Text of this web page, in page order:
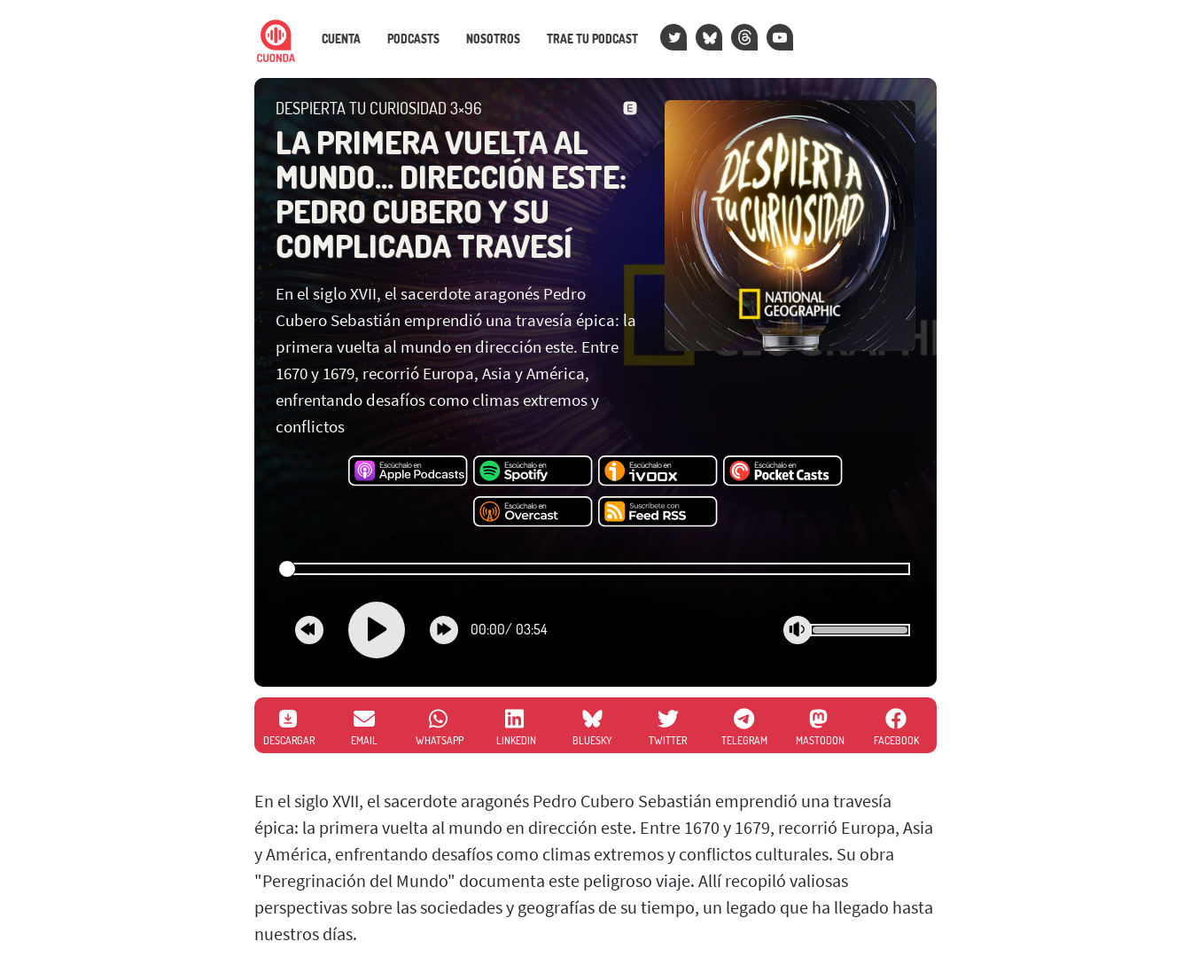
CUENTA PODCASTS NOSOTROS TRAE TU PODCAST
DESPIERTA TU CURIOSIDAD 3×96
LA PRIMERA VUELTA AL
MUNDO… DIRECCIÓN ESTE:
PEDRO CUBERO Y SU
COMPLICADA TRAVESÍ
En el siglo XVII, el sacerdote aragonés Pedro
Cubero Sebastián emprendió una travesía épica: la
primera vuelta al mundo en dirección este. Entre
1670 y 1679, recorrió Europa, Asia y América,
enfrentando desafíos como climas extremos y
conflictos
00:00/ 03:54
DESCARGAR EMAIL WHATSAPP LINKEDIN BLUESKY TWITTER TELEGRAM MASTODON FACEBOOK
En el siglo XVII, el sacerdote aragonés Pedro Cubero Sebastián emprendió una travesía
épica: la primera vuelta al mundo en dirección este. Entre 1670 y 1679, recorrió Europa, Asia
y América, enfrentando desafíos como climas extremos y conflictos culturales. Su obra
"Peregrinación del Mundo" documenta este peligroso viaje. Allí recopiló valiosas
perspectivas sobre las sociedades y geografías de su tiempo, un legado que ha llegado hasta
nuestros días.